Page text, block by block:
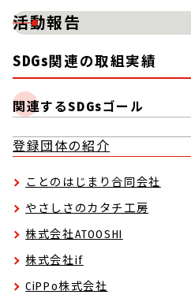
活動報告
SDGs関連の取組実績
関連するSDGsゴール
登録団体の紹介
ことのはじまり合同会社
やさしさのカタチ工房
株式会社ATOOSHI
株式会社if
CiPPo株式会社